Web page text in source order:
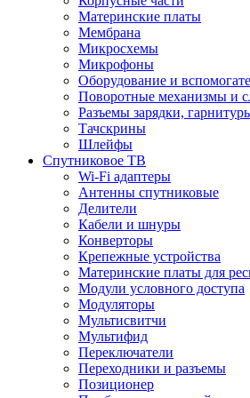
Материнские платы
Мембрана
Микросхемы
Микрофоны
Оборудование и
Поворотные механизмы и
Разъемы зарядки,
Тачскрины
Шлейфы
Спутниковое ТВ
Wi-Fi адаптеры
Антенны спутниковые
Делители
Кабели и шнуры
Конверторы
Крепежные устройства
Материнские платы для
Модули условного доступа
Модуляторы
Мультисвитчи
Мультифид
Переключатели
Переходники и разъемы
Позиционер